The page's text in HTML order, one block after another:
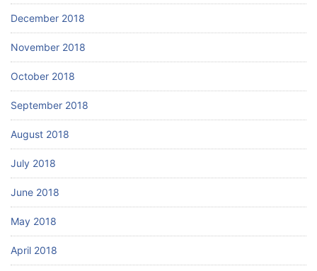
December 2018
November 2018
October 2018
September 2018
August 2018
July 2018
June 2018
May 2018
April 2018